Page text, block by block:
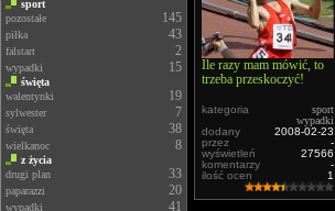
sport
pozostałe
145
piłka 43
falstart 2
wypadki 15
święta
walentynki
19
sylwester 7
święta 38
wielkanoc 8
z życia
drugi plan
33
paparazzi 20
wypadki 41
Ile razy mam mówić, to
trzeba przeskoczyć!
kategoria
sport
wypadki
dodany
2008-02-23
przez
-
wyświetleń
27566
komentarzy
-
ilość ocen
1